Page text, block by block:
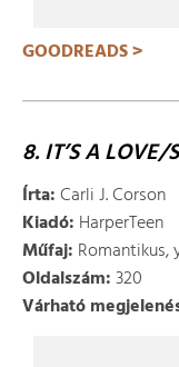
GOODREADS >
8. IT’S A LOVE/
Írta:Carli J. Corson
Kiadó: HarperTeen
Műfaj: Romantikus,
Oldalszám:320
Várható